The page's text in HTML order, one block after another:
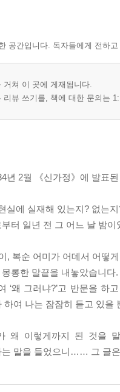
공간입니다. 독자들에게 전하
거쳐 이 곳에 게재됩니다.
리뷰 쓰기를, 책에 대한 문의는
년 2월 《신가정》에 발표
실에 실재해 있는지? 없는
터 일년 전 그 어느 날 밤
, 복순 어미가 어데서 어떻
롱한 말끝을 내놓았습니다.
‘왜 그러냐?’고 반문을
하여 나는 잠잠히 듣고 있을
왜 이렇게까지 된 것을
는 말을 들었으니…… 그 글